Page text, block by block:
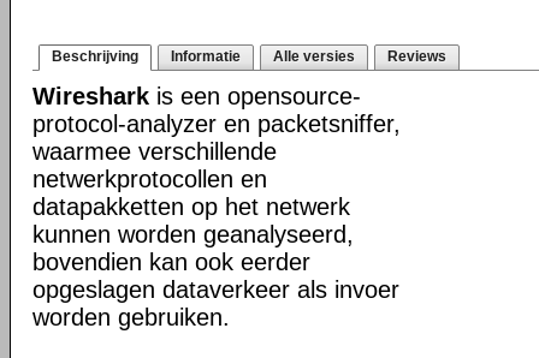
Beschrijving Informatie Alle versies Reviews
Wireshark is een opensource-
protocol-analyzer en packetsniffer,
waarmee verschillende
netwerkprotocollen en
datapakketten op het netwerk
kunnen worden geanalyseerd,
bovendien kan ook eerder
opgeslagen dataverkeer als invoer
worden gebruiken.